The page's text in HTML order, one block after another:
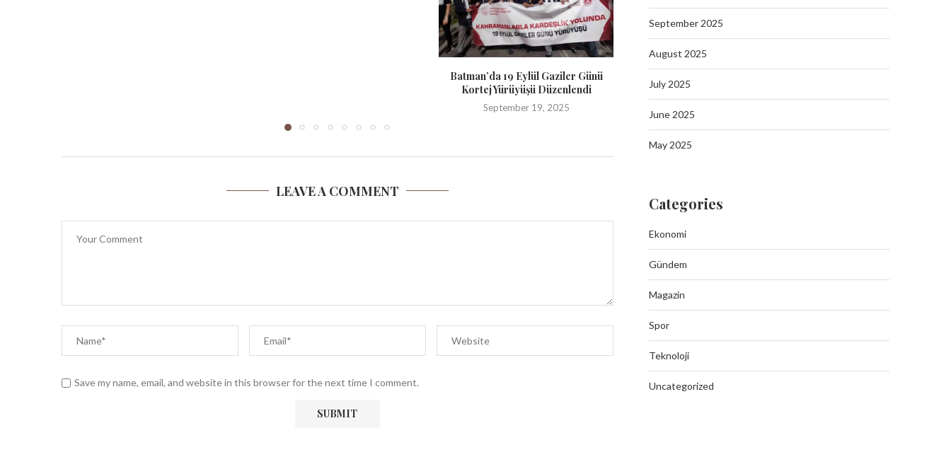
Batman’da 19 Eylül Gaziler Günü
Kortej Yürüyüşü Düzenlendi
September 19, 2025
LEAVE A COMMENT
Save my name, email, and website in this browser for the next time I comment.
September 2025
August 2025
July 2025
June 2025
May 2025
Categories
Ekonomi
Gündem
Magazin
Spor
Teknoloji
Uncategorized